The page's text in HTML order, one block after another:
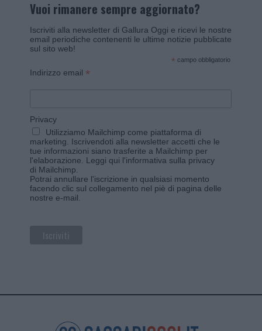
Vuoi rimanere sempre aggiornato?
Iscriviti alla newsletter di Gallura Oggi e ricevi le nostre
email periodiche contenenti le ultime notizie pubblicate
sul sito web!
* campo obbligatorio
Indirizzo email *
Privacy
Utilizziamo Mailchimp come piattaforma di
marketing. Iscrivendoti alla newsletter accetti che le
tue informazioni siano trasferite a Mailchimp per
l'elaborazione. Leggi qui l'informativa sulla privacy
di Mailchimp
Potrai annullare l'iscrizione in qualsiasi momento
facendo clic sul collegamento nel piè di pagina delle
nostre e-mail.